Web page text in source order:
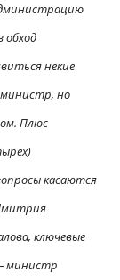
обход
некие
но
Плюс
касаются
ключевые
министр